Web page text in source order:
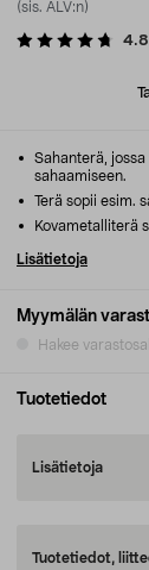
(sis. ALV:n)
4.8
Myymälän
Hakee
Sahanterä,
sahaamiseen.
Terä sopii esim.
Kovametalliterä
Lisätietoja
Tuotetiedot
Lisätietoja
Tuotetiedot,